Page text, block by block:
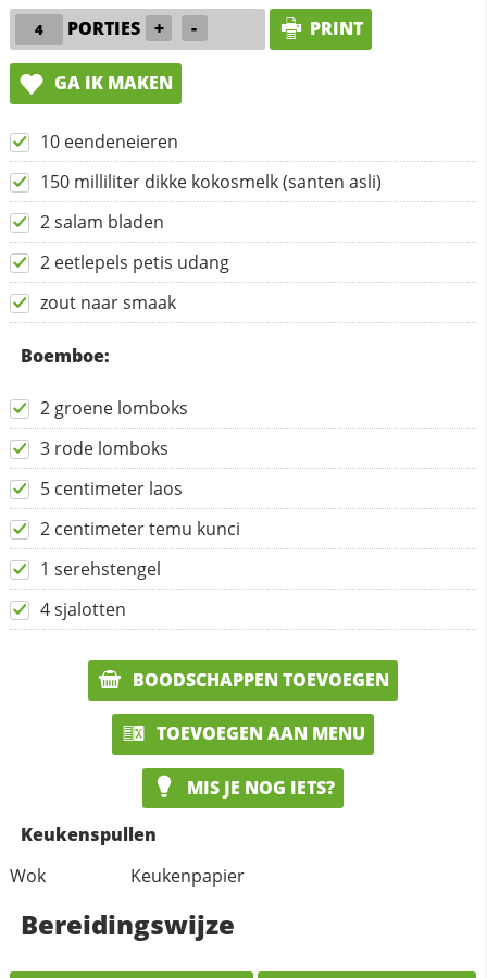
PORTIES + - PRINT
GA IK MAKEN
10 eendeneieren
150 milliliter dikke kokosmelk (santen asli)
2 salam bladen
2 eetlepels petis udang
zout naar smaak
Boemboe:
2 groene lomboks
3 rode lomboks
5 centimeter laos
2 centimeter temu kunci
1 serehstengel
4 sjalotten
BOODSCHAPPEN TOEVOEGEN
TOEVOEGEN AAN MENU
MIS JE NOG IETS?
Keukenspullen
Wok
Keukenpapier
Bereidingswijze